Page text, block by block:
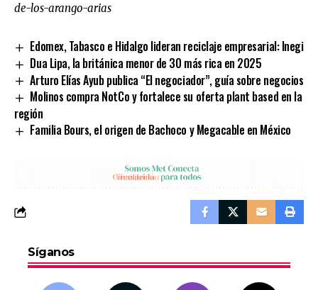
de-los-arango-arias
Edomex, Tabasco e Hidalgo lideran reciclaje empresarial: Inegi
Dua Lipa, la británica menor de 30 más rica en 2025
Arturo Elías Ayub publica “El negociador”, guía sobre negocios
Molinos compra NotCo y fortalece su oferta plant based en la
región
Familia Bours, el origen de Bachoco y Megacable en México
Síganos